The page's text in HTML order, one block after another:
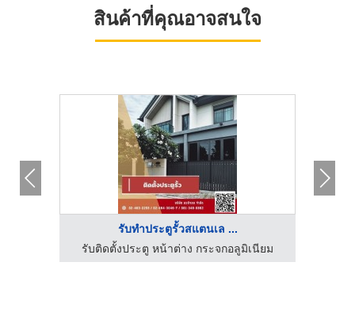
สินค้าที่คุณอาจสนใจ
รับทำประตูรั้วสแตนเล ...
รับติดตั้งประตู หน้าต่าง กระจกอลูมิเนียม